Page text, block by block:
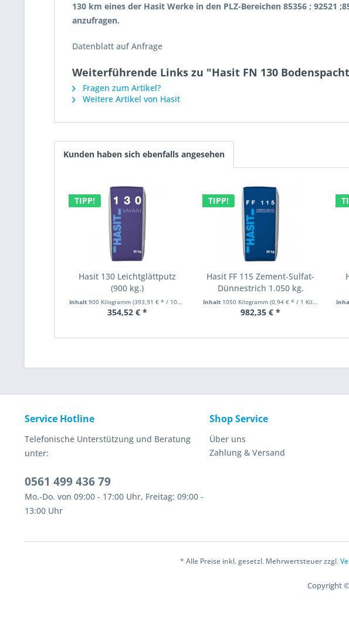
130 km eines der Hasit Werke in den PLZ-Bereichen 85356 ; 92521
anzufragen.
Datenblatt auf Anfrage
Weiterführende Links zu "Hasit FN 130
Fragen zum Artikel?
Weitere Artikel von Hasit
Kunden haben sich ebenfalls angesehen
TIPP!
Hasit 130 Leichtglättputz
(900 kg.)
Inhalt 900 Kilogramm (393,91 € * / 1000 Kilogramm)
354,52 € *
TIPP!
Hasit FF 115 Zement-Sulfat-
Dünnestrich 1.050 kg.
Inhalt 1050 Kilogramm (0,94 € * / 1 Kilogramm)
982,35 € *
Service Hotline
Telefonische Unterstützung und Beratung
unter:
0561 499 436 79
Mo.-Do. von 09:00 - 17:00 Uhr, Freitag: 09:00 -
13:00 Uhr
Shop Service
Über uns
Zahlung & Versand
* Alle Preise inkl. gesetzl. Mehrwertsteuer zzgl.
Copyright